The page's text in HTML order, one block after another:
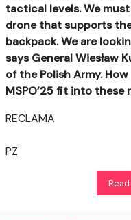
tactical levels. We
drone that supports
backpack. We are
says General Wiesław
of the Polish Army.
MSPO’25 fit into these
RECLAMA
PZ